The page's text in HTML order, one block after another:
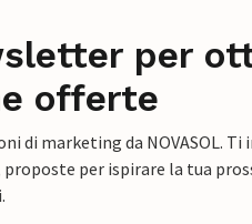
per
offerte
di marketing da NOVASOL.
per ispirare la tua